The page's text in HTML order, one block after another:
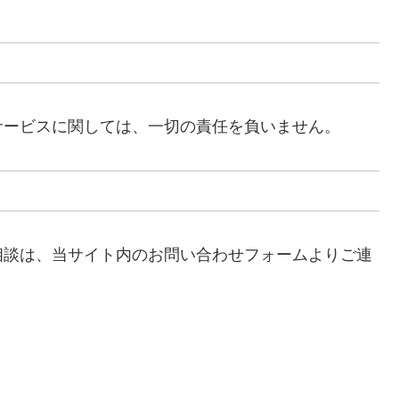
ビスに関しては、一切の責任を負いません。
は、当サイト内のお問い合わせフォームよりご連